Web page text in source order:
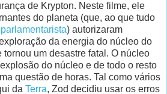
de Krypton. Neste filme, ele
do planeta (que, ao que tudo
parlamentarista) autorizaram
da energia do núcleo do
tornou um desastre fatal. O núcleo
do núcleo e de todo o resto
questão de horas. Tal como vários
da Terra, Zod decidiu usar os erros